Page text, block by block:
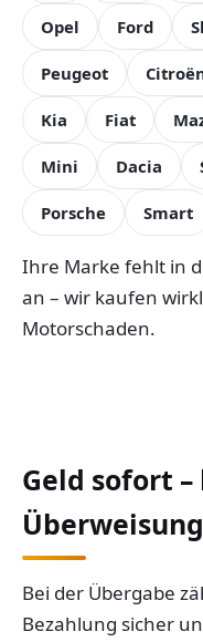
Opel Ford
Peugeot
Kia Fiat
Mini Dacia
Porsche Smart
Ihre Marke fehlt in
an – wir kaufen
Motorschaden.
Geld sofort
Überweisung
Bei der Übergabe
Bezahlung sicher